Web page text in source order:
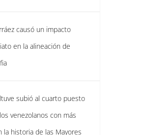
causó un impacto
en la alineación de
subió al cuarto puesto
venezolanos con más
la historia de las Mayores